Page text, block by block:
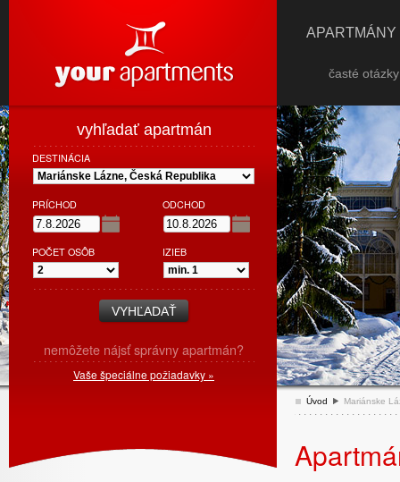
časté
Úvod Mariánske
vyhľadať apartmán
DESTINÁCIA
PRÍCHOD ODCHOD
POČET OSÔB IZIEB
nemôžete nájsť správny apartmán?
Vaše špeciálne požiadavky »